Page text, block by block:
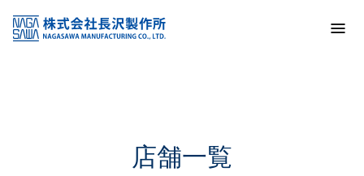
KSS加盟店・取扱店情報
店舗一覧
店舗一覧